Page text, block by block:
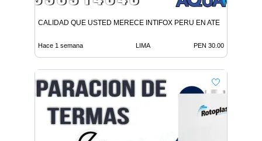
CALIDAD QUE USTED MERECE INTIFOX PERU EN ATE
Hace 1 semana LIMA PEN 30.00